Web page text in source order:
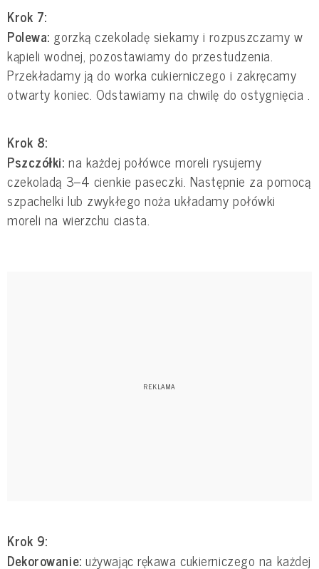
Krok 7:
Polewa: gorzką czekoladę siekamy i rozpuszczamy w
kąpieli wodnej, pozostawiamy do przestudzenia.
Przekładamy ją do worka cukierniczego i zakręcamy
otwarty koniec. Odstawiamy na chwilę do ostygnięcia .
Krok 8:
Pszczółki: na każdej połówce moreli rysujemy
czekoladą 3–4 cienkie paseczki. Następnie za pomocą
szpachelki lub zwykłego noża układamy połówki
moreli na wierzchu ciasta.
Krok 9:
Dekorowanie: używając rękawa cukierniczego na każdej